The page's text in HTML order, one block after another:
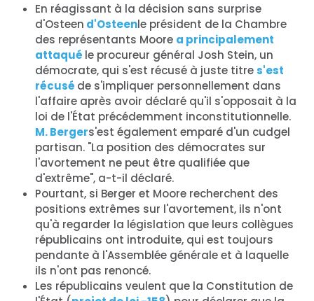
En réagissant à la décision sans surprise
d'Osteen d'Osteenle président de la Chambre
des représentants Moore a principalement
attaqué le procureur général Josh Stein, un
démocrate, qui s'est récusé à juste titre s'est
récusé de s'impliquer personnellement dans
l'affaire après avoir déclaré qu'il s'opposait à la
loi de l'État précédemment inconstitutionnelle.
M. Bergers'est également emparé d'un cudgel
partisan. "La position des démocrates sur
l'avortement ne peut être qualifiée que
d'extrême", a-t-il déclaré.
Pourtant, si Berger et Moore recherchent des
positions extrêmes sur l'avortement, ils n'ont
qu'à regarder la législation que leurs collègues
républicains ont introduite, qui est toujours
pendante à l'Assemblée générale et à laquelle
ils n'ont pas renoncé.
Les républicains veulent que la Constitution de